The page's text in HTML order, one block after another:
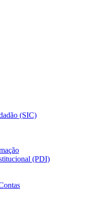
(SIC)
(PDI)